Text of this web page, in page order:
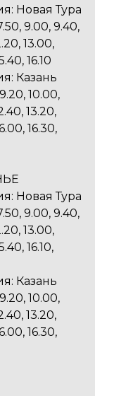
Новая Тура
9.00, 9.40,
13.00,
16.10
Казань
10.00,
13.20,
16.30,
Новая Тура
9.00, 9.40,
13.00,
16.10,
Казань
10.00,
13.20,
16.30,